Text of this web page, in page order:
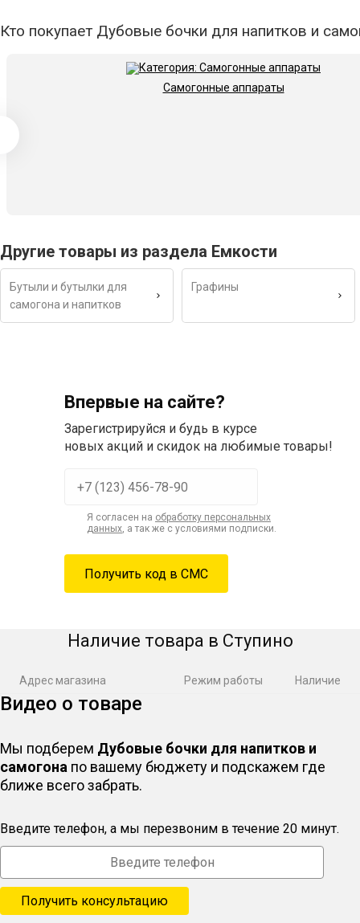
Кто покупает Дубовые бочки для напитков и
Самогонные аппараты
Другие товары из раздела Емкости
Бутыли и бутылки для
самогона и напитков
Графины
Впервые на сайте?
Зарегистрируйся и будь в курсе
новых акций и скидок на любимые товары!
Я согласен на обработку персональных
данных, а так же с условиями подписки.
Наличие товара в Ступино
Адрес магазина Режим работы Наличие
Видео о товаре
Мы подберем Дубовые бочки для напитков и
самогона по вашему бюджету и подскажем где
ближе всего забрать.
Введите телефон, а мы перезвоним в течение 20 минут.